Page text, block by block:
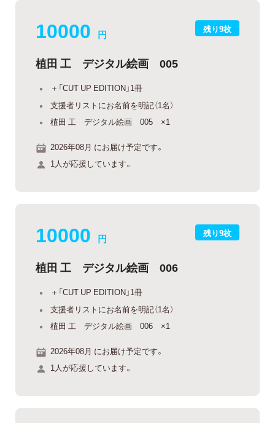
残り9枚
10000 円
植田 工 デジタル絵画 005
＋「CUT UP EDITION」1冊
支援者リストにお名前を明記（1名）
植田 工 デジタル絵画 005 ×1
2026年08月 にお届け予定です。
1人が応援しています。
残り9枚
10000 円
植田 工 デジタル絵画 006
＋「CUT UP EDITION」1冊
支援者リストにお名前を明記（1名）
植田 工 デジタル絵画 006 ×1
2026年08月 にお届け予定です。
1人が応援しています。